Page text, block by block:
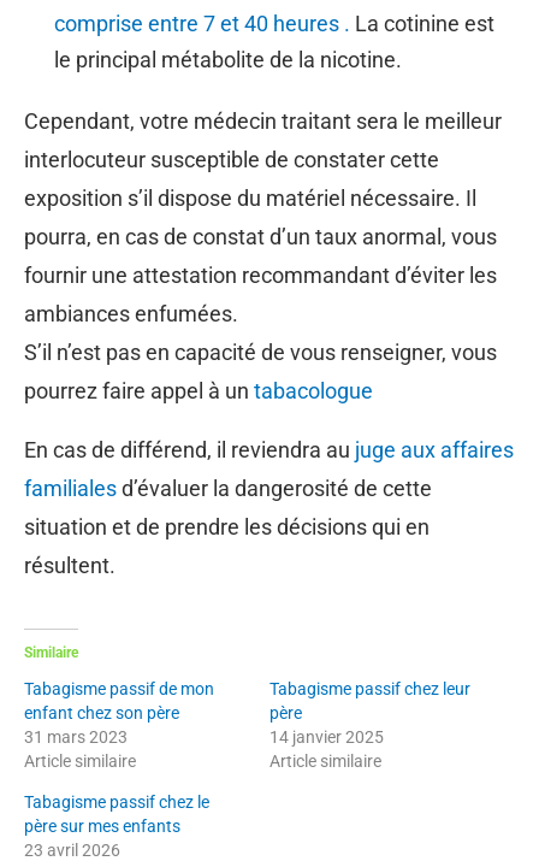
comprise entre 7 et 40 heures . La cotinine est
le principal métabolite de la nicotine.
Cependant, votre médecin traitant sera le meilleur
interlocuteur susceptible de constater cette
exposition s’il dispose du matériel nécessaire. Il
pourra, en cas de constat d’un taux anormal, vous
fournir une attestation recommandant d’éviter les
ambiances enfumées.
S’il n’est pas en capacité de vous renseigner, vous
pourrez faire appel à un tabacologue
En cas de différend, il reviendra au juge aux affaires
familialesd’évaluer la dangerosité de cette
situation et de prendre les décisions qui en
résultent.
Similaire
Tabagisme passif de mon
enfant chez son père
31 mars 2023
Article similaire
Tabagisme passif chez leur
père
14 janvier 2025
Article similaire
Tabagisme passif chez le
père sur mes enfants
23 avril 2026